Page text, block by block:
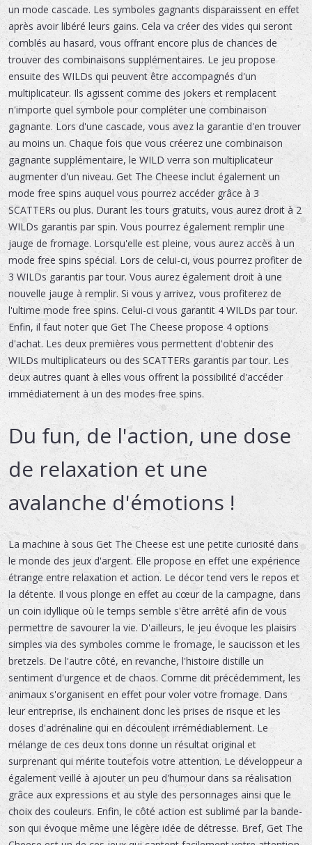
un mode cascade. Les symboles gagnants disparaissent en effet
après avoir libéré leurs gains. Cela va créer des vides qui seront
comblés au hasard, vous offrant encore plus de chances de
trouver des combinaisons supplémentaires. Le jeu propose
ensuite des WILDs qui peuvent être accompagnés d'un
multiplicateur. Ils agissent comme des jokers et remplacent
n'importe quel symbole pour compléter une combinaison
gagnante. Lors d'une cascade, vous avez la garantie d'en trouver
au moins un. Chaque fois que vous créerez une combinaison
gagnante supplémentaire, le WILD verra son multiplicateur
augmenter d'un niveau. Get The Cheese inclut également un
mode free spins auquel vous pourrez accéder grâce à 3
SCATTERs ou plus. Durant les tours gratuits, vous aurez droit à 2
WILDs garantis par spin. Vous pourrez également remplir une
jauge de fromage. Lorsqu'elle est pleine, vous aurez accès à un
mode free spins spécial. Lors de celui-ci, vous pourrez profiter de
3 WILDs garantis par tour. Vous aurez également droit à une
nouvelle jauge à remplir. Si vous y arrivez, vous profiterez de
l'ultime mode free spins. Celui-ci vous garantit 4 WILDs par tour.
Enfin, il faut noter que Get The Cheese propose 4 options
d'achat. Les deux premières vous permettent d'obtenir des
WILDs multiplicateurs ou des SCATTERs garantis par tour. Les
deux autres quant à elles vous offrent la possibilité d'accéder
immédiatement à un des modes free spins.
Du fun, de l'action, une dose
de relaxation et une
avalanche d'émotions !
La machine à sous Get The Cheese est une petite curiosité dans
le monde des jeux d'argent. Elle propose en effet une expérience
étrange entre relaxation et action. Le décor tend vers le repos et
la détente. Il vous plonge en effet au cœur de la campagne, dans
un coin idyllique où le temps semble s'être arrêté afin de vous
permettre de savourer la vie. D'ailleurs, le jeu évoque les plaisirs
simples via des symboles comme le fromage, le saucisson et les
bretzels. De l'autre côté, en revanche, l'histoire distille un
sentiment d'urgence et de chaos. Comme dit précédemment, les
animaux s'organisent en effet pour voler votre fromage. Dans
leur entreprise, ils enchainent donc les prises de risque et les
doses d'adrénaline qui en découlent irrémédiablement. Le
mélange de ces deux tons donne un résultat original et
surprenant qui mérite toutefois votre attention. Le développeur a
également veillé à ajouter un peu d'humour dans sa réalisation
grâce aux expressions et au style des personnages ainsi que le
choix des couleurs. Enfin, le côté action est sublimé par la bande-
son qui évoque même une légère idée de détresse. Bref, Get The